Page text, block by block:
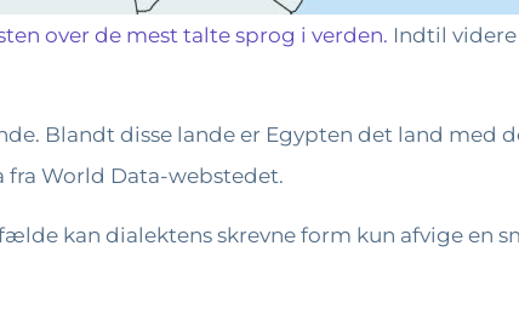
over de mest talte sprog i verden. Indtil
Blandt disse lande er Egypten det land med
World Data-webstedet.
kan dialektens skrevne form kun afvige en